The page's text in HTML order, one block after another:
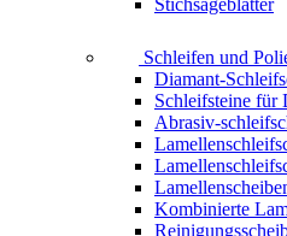
Stichsägeblätter
Schleifen und
Diamant-
Schleifsteine für
Abrasiv-
Kombinierte